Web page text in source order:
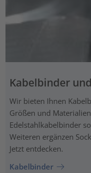
Kabelbinder
Wir bieten Ihnen
Größen und
Edelstahlkabelbinder
Weiteren ergänzen
Jetzt entdecken.
Kabelbinder